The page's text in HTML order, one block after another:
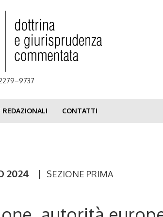
REDAZIONALI CONTATTI
2024 | SEZIONE PRIMA